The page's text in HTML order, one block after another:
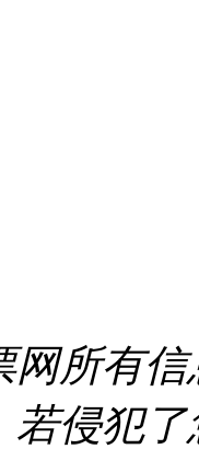
网所有
若侵犯